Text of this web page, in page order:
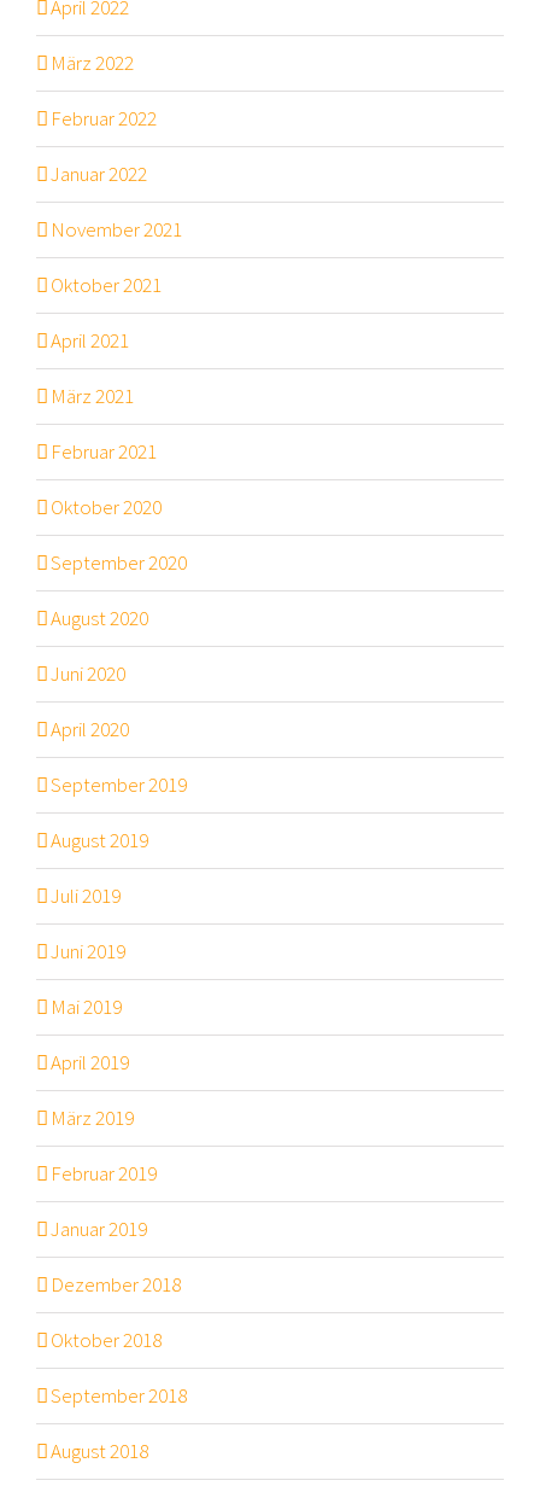
April 2022
März 2022
Februar 2022
Januar 2022
November 2021
Oktober 2021
April 2021
März 2021
Februar 2021
Oktober 2020
September 2020
August 2020
Juni 2020
April 2020
September 2019
August 2019
Juli 2019
Juni 2019
Mai 2019
April 2019
März 2019
Februar 2019
Januar 2019
Dezember 2018
Oktober 2018
September 2018
August 2018